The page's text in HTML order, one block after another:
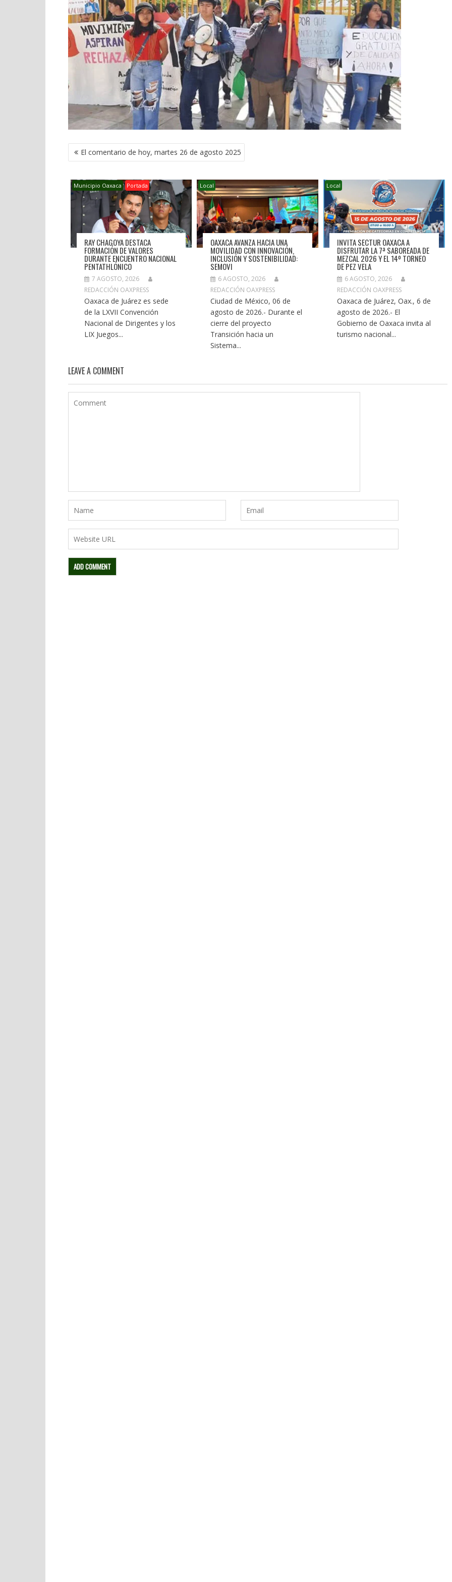
NAVEGACIÓN
DE El comentario de hoy, martes 26 de agosto 2025
Municipio Oaxaca Portada
RAY CHAGOYA DESTACA
FORMACIÓN DE VALORES
DURANTE ENCUENTRO NACIONAL
PENTATHLÓNICO
7 AGOSTO, 2026
REDACCIÓN OAXPRESS
Oaxaca de Juárez es sede
de la LXVII Convención
Nacional de Dirigentes y los
LIX Juegos...
Local
OAXACA AVANZA HACIA UNA
MOVILIDAD CON INNOVACIÓN,
INCLUSIÓN Y SOSTENIBILIDAD:
SEMOVI
6 AGOSTO, 2026
REDACCIÓN OAXPRESS
Ciudad de México, 06 de
agosto de 2026.- Durante el
cierre del proyecto
Transición hacia un
Sistema...
Local
INVITA SECTUR OAXACA A
DISFRUTAR LA 7ª SABOREADA DE
MEZCAL 2026 Y EL 14º TORNEO
DE PEZ VELA
6 AGOSTO, 2026
REDACCIÓN OAXPRESS
Oaxaca de Juárez, Oax., 6 de
agosto de 2026.- El
Gobierno de Oaxaca invita al
turismo nacional...
LEAVE A COMMENT